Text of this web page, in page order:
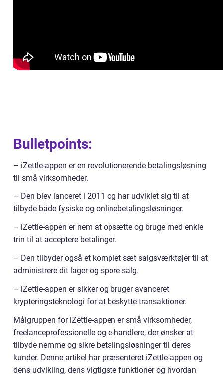
Bulletpoints:
– iZettle-appen er en revolutionerende betalingsløsning
til små virksomheder.
– Den blev lanceret i 2011 og har udviklet sig til at
tilbyde både fysiske og onlinebetalingsløsninger.
– iZettle-appen er nem at opsætte og bruge med enkle
trin til at acceptere betalinger.
– Den tilbyder også et komplet sæt salgsværktøjer til at
administrere dit lager og spore salg.
– iZettle-appen er sikker og bruger avanceret
krypteringsteknologi for at beskytte transaktioner.
Målgruppen for iZettle-appen er små virksomheder,
freelanceprofessionelle og e-handlere, der ønsker at
tilbyde nemme og sikre betalingsløsninger til deres
kunder. Denne artikel har præsenteret iZettle-appen og
dens udvikling, dens vigtigste funktioner og hvordan